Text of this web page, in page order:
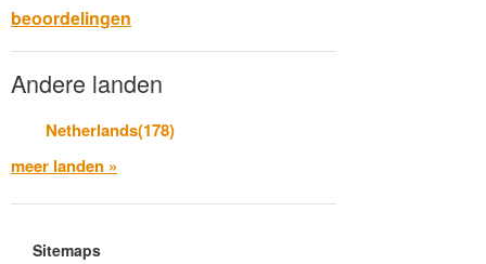
beoordelingen
Andere landen
Netherlands(178)
meer landen »
Sitemaps